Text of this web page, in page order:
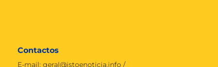
Contactos
E-mail: geral@istoenoticia.info /